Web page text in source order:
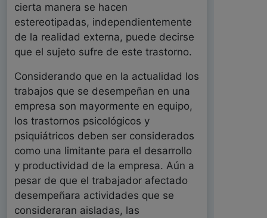
cierta manera se hacen
estereotipadas, independientemente
de la realidad externa, puede decirse
que el sujeto sufre de este trastorno.
Considerando que en la actualidad los
trabajos que se desempeñan en una
empresa son mayormente en equipo,
los trastornos psicológicos y
psiquiátricos deben ser considerados
como una limitante para el desarrollo
y productividad de la empresa. Aún a
pesar de que el trabajador afectado
desempeñara actividades que se
consideraran aisladas, las